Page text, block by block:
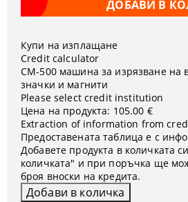
Купи на изплащане
Credit calculator
CM-500 машина за изрязване на
значки и магнити
Please select credit institution
Цена на продукта: 105.00 €
Extraction of information from
Предоставената таблица е с
Добавете продукта в количката
количката" и при поръчка ще
броя вноски на кредита.